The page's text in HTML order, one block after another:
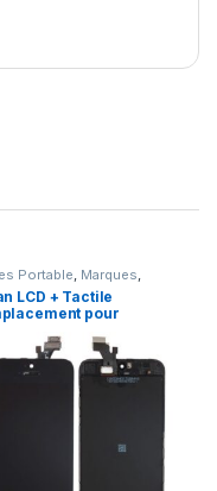
Portable, Marques,
iPhone 5
LCD + Tactile
pour